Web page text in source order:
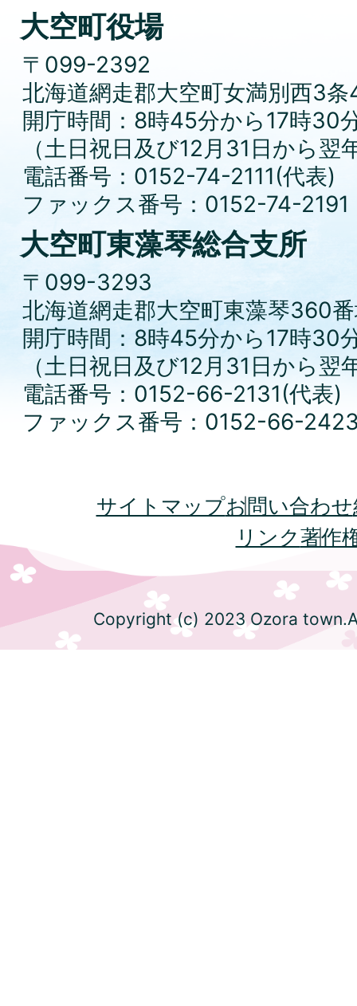
大空町役場
〒099-2392
北海道網走郡大空町女満別西3条
開庁時間：8時45分から17時30
（土日祝日及び12月31日から
電話番号：0152-74-2111(代表)
ファックス番号：0152-74-2191
大空町東藻琴総合支所
〒099-3293
北海道網走郡大空町東藻琴360
開庁時間：8時45分から17時30
（土日祝日及び12月31日から
電話番号：0152-66-2131(代表)
ファックス番号：0152-66-
サイトマップお問い合わせ
リンク著作
Copyright (c) 2023 Ozora